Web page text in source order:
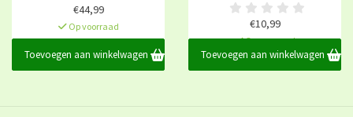
€44,99
Op voorraad
Toevoegen aan winkelwagen
€10,99
Op voorraad
Toevoegen aan winkelwagen